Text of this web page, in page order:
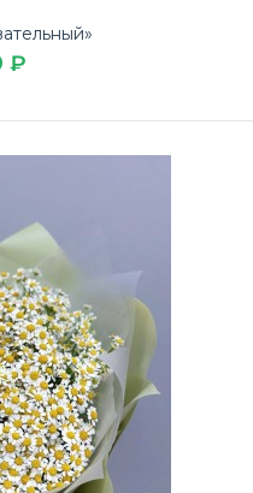
₽
по низкой цене на
цветов ЛЮБИМЫЕ
₽